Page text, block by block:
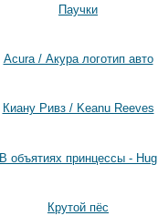
Паучки
Acura / Акура логотип авто
Киану Ривз / Keanu Reeves
В объятиях принцессы - Hug
Крутой пёс